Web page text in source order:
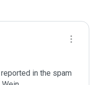
in the spam